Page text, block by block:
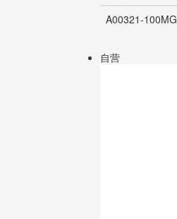
A00321-100MG
自营